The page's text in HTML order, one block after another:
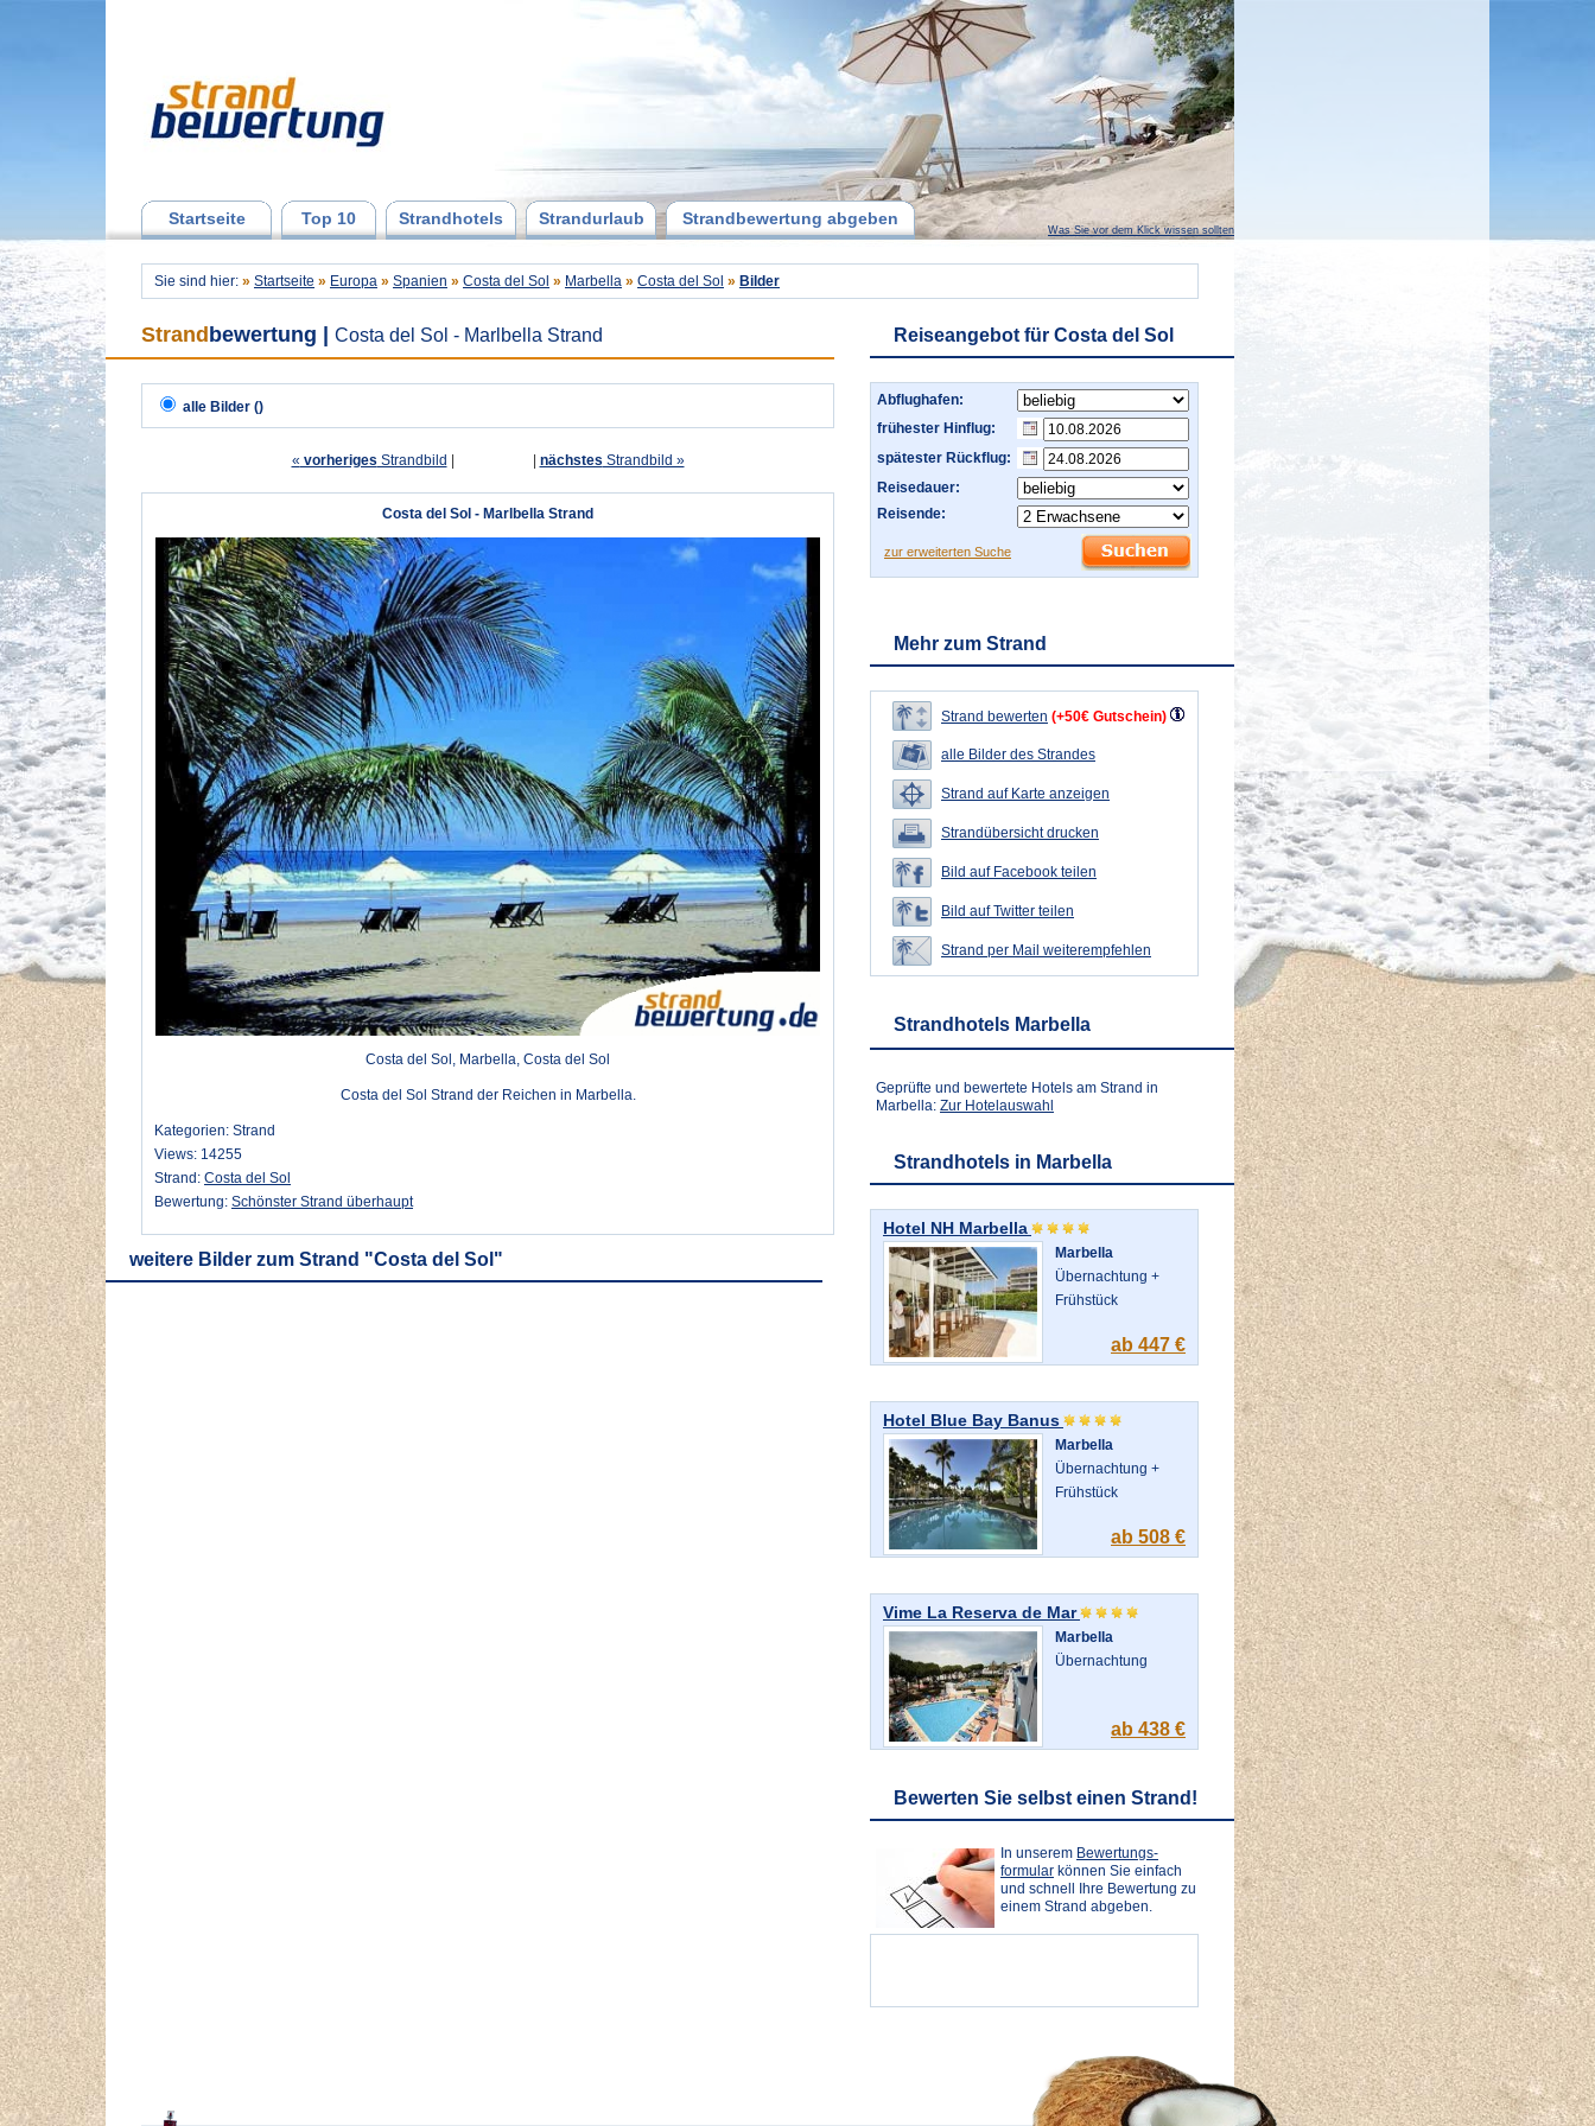
Startseite Top 10 Strandhotels Strandurlaub Strandbewertung abgeben
Was Sie vor dem Klick wissen sollten
Sie sind hier: » Startseite » Europa » Spanien » Costa del Sol » Marbella » Costa del Sol » Bilder
Strand bewertung Costa del Sol - Marlbella Strand
alle Bilder ()
« vorheriges Strandbild nächstes Strandbild »
Costa del Sol - Marlbella Strand
Costa del Sol, Marbella, Costa del Sol
Costa del Sol Strand der Reichen in Marbella.
Kategorien: Strand
Views: 14255
Strand: Costa del Sol
Bewertung: Schönster Strand überhaupt
weitere Bilder zum Strand "Costa del Sol"
Reiseangebot für Costa del Sol
Abflughafen:
frühester Hinflug:
spätester Rückflug:
Reisedauer:
Reisende:
zur erweiterten Suche
Mehr zum Strand
Strand bewerten (+50€ Gutschein)
alle Bilder des Strandes
Strand auf Karte anzeigen
Strandübersicht drucken
Bild auf Facebook teilen
Bild auf Twitter teilen
Strand per Mail weiterempfehlen
Strandhotels Marbella
Geprüfte und bewertete Hotels am Strand in
Marbella: Zur Hotelauswahl
Strandhotels in Marbella
Hotel NH Marbella
Marbella
Übernachtung +
Frühstück
ab 447 €
Hotel Blue Bay Banus
Marbella
Übernachtung +
Frühstück
ab 508 €
Vime La Reserva de Mar
Marbella
Übernachtung
ab 438 €
Bewerten Sie selbst einen Strand!
In unserem Bewertungs-
formular können Sie einfach
und schnell Ihre Bewertung zu
einem Strand abgeben.